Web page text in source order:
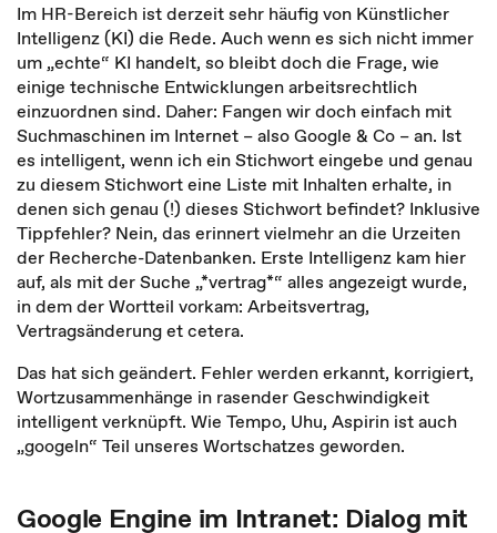
Im HR-Bereich ist derzeit sehr häufig von Künstlicher
Intelligenz (KI) die Rede. Auch wenn es sich nicht immer
um „echte“ KI handelt, so bleibt doch die Frage, wie
einige technische Entwicklungen arbeitsrechtlich
einzuordnen sind. Daher: Fangen wir doch einfach mit
Suchmaschinen im Internet – also Google & Co – an. Ist
es intelligent, wenn ich ein Stichwort eingebe und genau
zu diesem Stichwort eine Liste mit Inhalten erhalte, in
denen sich genau (!) dieses Stichwort befindet? Inklusive
Tippfehler? Nein, das erinnert vielmehr an die Urzeiten
der Recherche-Datenbanken. Erste Intelligenz kam hier
auf, als mit der Suche „*vertrag*“ alles angezeigt wurde,
in dem der Wortteil vorkam: Arbeitsvertrag,
Vertragsänderung et cetera.
Das hat sich geändert. Fehler werden erkannt, korrigiert,
Wortzusammenhänge in rasender Geschwindigkeit
intelligent verknüpft. Wie Tempo, Uhu, Aspirin ist auch
„googeln“ Teil unseres Wortschatzes geworden.
Google Engine im Intranet: Dialog mit